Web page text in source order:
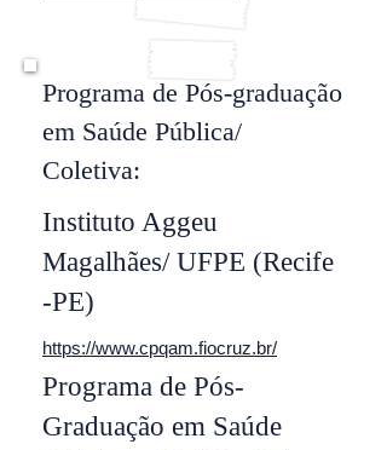
Programa de Pós-graduação
em Saúde Pública/
Coletiva:
Instituto Aggeu
Magalhães/ UFPE (Recife
-PE)
https://www.cpqam.fiocruz.br/
Programa de Pós-
Graduação em Saúde